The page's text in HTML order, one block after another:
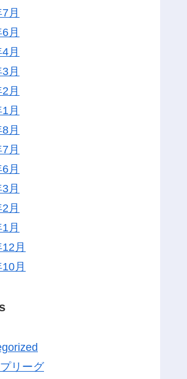
月
月
月
月
月
月
月
月
月
月
月
月
月
月
リーグ